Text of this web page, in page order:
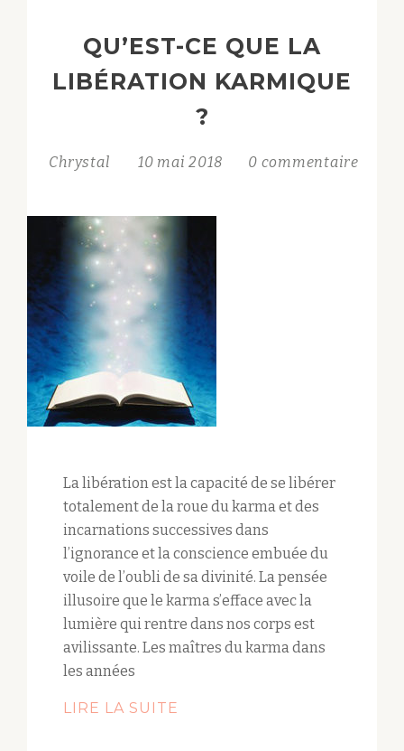
QU’EST-CE QUE LA
LIBÉRATION KARMIQUE
?
Chrystal 10 mai 2018 0 commentaire
La libération est la capacité de se libérer
totalement de la roue du karma et des
incarnations successives dans
l’ignorance et la conscience embuée du
voile de l’oubli de sa divinité. La pensée
illusoire que le karma s’efface avec la
lumière qui rentre dans nos corps est
avilissante. Les maîtres du karma dans
les années
LIRE LA SUITE